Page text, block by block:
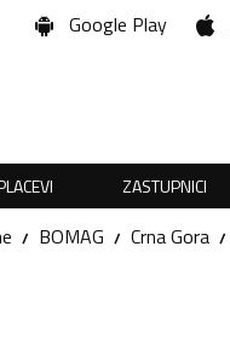
Google Play
ZASTUPNICI
BOMAG Crna Gora